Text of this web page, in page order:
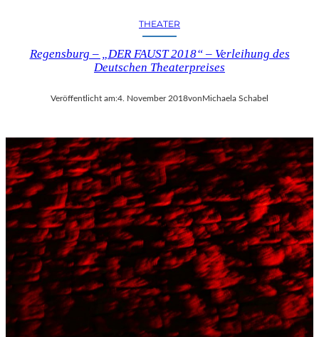
THEATER
Regensburg – „DER FAUST 2018“ – Verleihung des
Deutschen Theaterpreises
Veröffentlicht am:4. November 2018von Michaela Schabel